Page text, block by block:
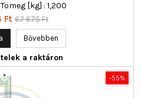
[kg] : 1,200
Ft Normál
67 675 Ft
Bővebben
a raktáron
-55%